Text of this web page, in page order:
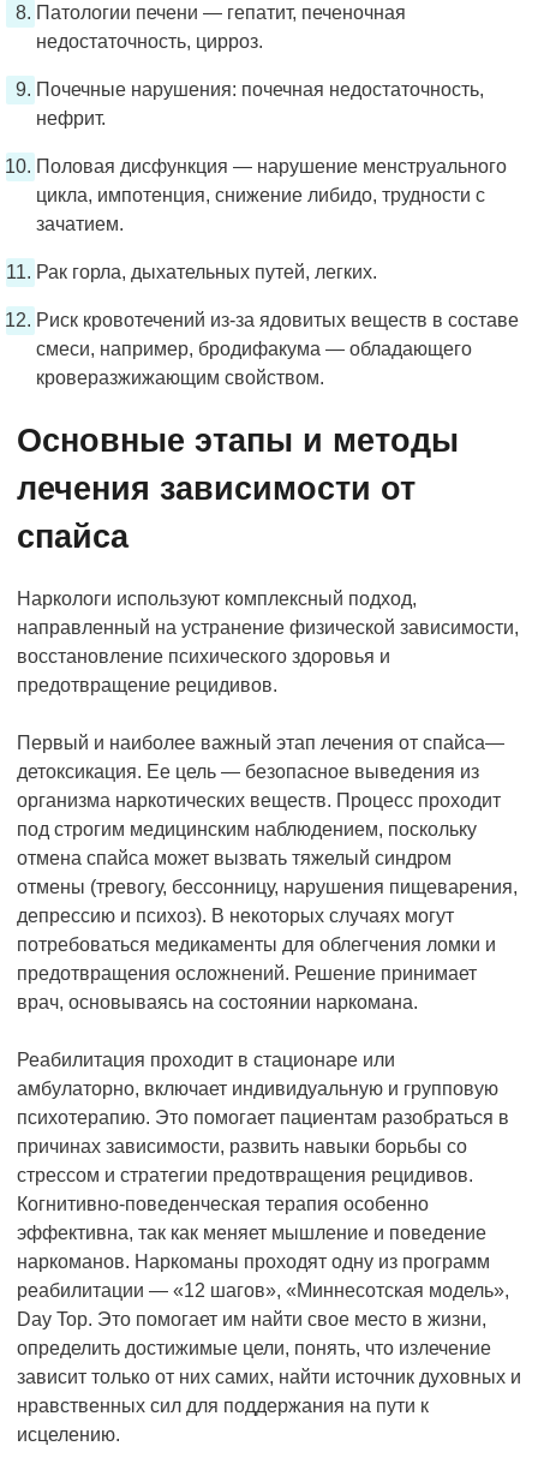
Патологии печени — гепатит, печеночная
недостаточность, цирроз.
Почечные нарушения: почечная недостаточность,
нефрит.
Половая дисфункция — нарушение менструального
цикла, импотенция, снижение либидо, трудности с
зачатием.
Рак горла, дыхательных путей, легких.
Риск кровотечений из-за ядовитых веществ в составе
смеси, например, бродифакума — обладающего
кроверазжижающим свойством.
Основные этапы и методы
лечения зависимости от
спайса
Наркологи используют комплексный подход,
направленный на устранение физической зависимости,
восстановление психического здоровья и
предотвращение рецидивов.
Первый и наиболее важный этап лечения от спайса—
детоксикация. Ее цель — безопасное выведения из
организма наркотических веществ. Процесс проходит
под строгим медицинским наблюдением, поскольку
отмена спайса может вызвать тяжелый синдром
отмены (тревогу, бессонницу, нарушения пищеварения,
депрессию и психоз). В некоторых случаях могут
потребоваться медикаменты для облегчения ломки и
предотвращения осложнений. Решение принимает
врач, основываясь на состоянии наркомана.
Реабилитация проходит в стационаре или
амбулаторно, включает индивидуальную и групповую
психотерапию. Это помогает пациентам разобраться в
причинах зависимости, развить навыки борьбы со
стрессом и стратегии предотвращения рецидивов.
Когнитивно-поведенческая терапия особенно
эффективна, так как меняет мышление и поведение
наркоманов. Наркоманы проходят одну из программ
реабилитации — «12 шагов», «Миннесотская модель»,
Day Top. Это помогает им найти свое место в жизни,
определить достижимые цели, понять, что излечение
зависит только от них самих, найти источник духовных и
нравственных сил для поддержания на пути к
исцелению.